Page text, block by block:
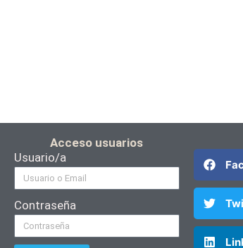
Acceso usuarios
Usuario/a
Contraseña